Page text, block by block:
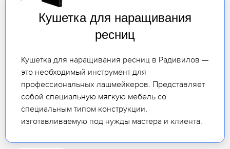
Кушетка для наращивания
ресниц
Кушетка для наращивания ресниц в Радивилов —
это необходимый инструмент для
профессиональных лашмейкеров. Представляет
собой специальную мягкую мебель со
специальным типом конструкции,
изготавливаемую под нужды мастера и клиента.